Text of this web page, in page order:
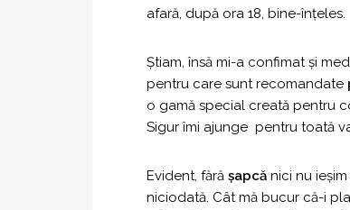
afară, după ora 18, bine-înţeles.
Ştiam, însă mi-a confimat şi
pentru care sunt recomandate
o gamă special creată pentru
Sigur îmi ajunge pentru toată
Evident, fără şapcă nici nu
niciodată. Cât mă bucur că-i